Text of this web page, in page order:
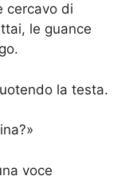
cercavo di
le guance
la testa.
voce